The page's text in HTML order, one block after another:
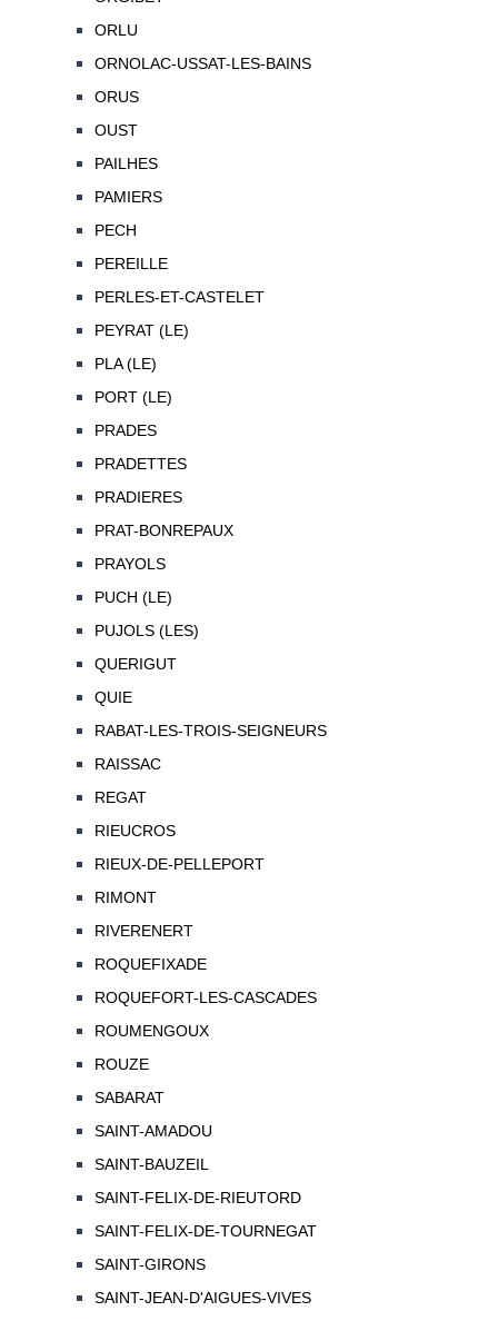
ORLU
ORNOLAC-USSAT-LES-BAINS
ORUS
OUST
PAILHES
PAMIERS
PECH
PEREILLE
PERLES-ET-CASTELET
PEYRAT (LE)
PLA (LE)
PORT (LE)
PRADES
PRADETTES
PRADIERES
PRAT-BONREPAUX
PRAYOLS
PUCH (LE)
PUJOLS (LES)
QUERIGUT
QUIE
RABAT-LES-TROIS-SEIGNEURS
RAISSAC
REGAT
RIEUCROS
RIEUX-DE-PELLEPORT
RIMONT
RIVERENERT
ROQUEFIXADE
ROQUEFORT-LES-CASCADES
ROUMENGOUX
ROUZE
SABARAT
SAINT-AMADOU
SAINT-BAUZEIL
SAINT-FELIX-DE-RIEUTORD
SAINT-FELIX-DE-TOURNEGAT
SAINT-GIRONS
SAINT-JEAN-D'AIGUES-VIVES